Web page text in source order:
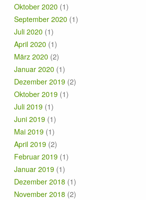
Oktober 2020 (1)
September 2020 (1)
Juli 2020 (1)
April 2020 (1)
März 2020 (2)
Januar 2020 (1)
Dezember 2019 (2)
Oktober 2019 (1)
Juli 2019 (1)
Juni 2019 (1)
Mai 2019 (1)
April 2019 (2)
Februar 2019 (1)
Januar 2019 (1)
Dezember 2018 (1)
November 2018 (2)